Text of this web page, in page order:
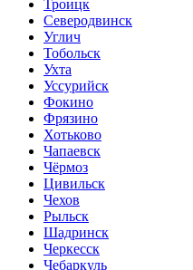
Троицк
Северодвинск
Углич
Тобольск
Ухта
Уссурийск
Фокино
Фрязино
Хотьково
Чапаевск
Чёрмоз
Цивильск
Чехов
Рыльск
Шадринск
Черкесск
Чебаркуль